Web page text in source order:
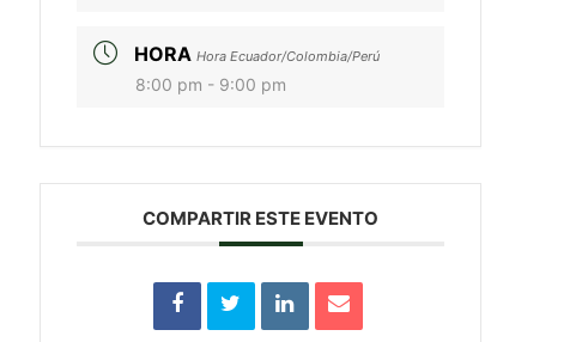
HORA Hora Ecuador/Colombia/Perú
8:00 pm - 9:00 pm
COMPARTIR ESTE EVENTO